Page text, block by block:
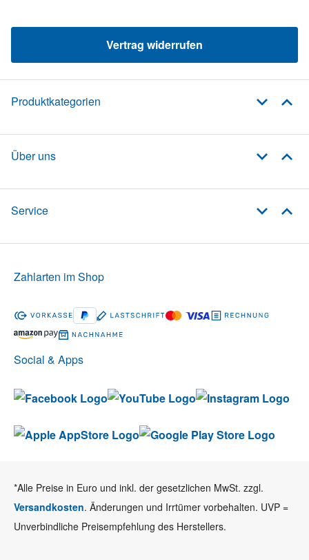
Vertrag widerrufen
Produktkategorien
Über uns
Service
Social & Apps
Zahlarten im Shop
*Alle Preise in Euro und inkl. der gesetzlichen MwSt. zzgl.
Versandkosten. Änderungen und Irrtümer vorbehalten. UVP =
Unverbindliche Preisempfehlung des Herstellers.